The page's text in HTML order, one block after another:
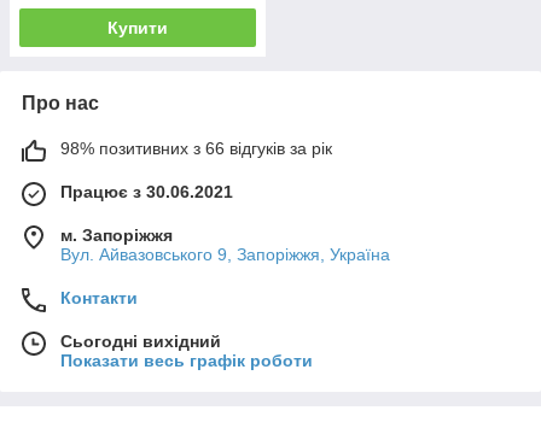
Купити
Про нас
98% позитивних з 66 відгуків за рік
Працює з 30.06.2021
м. Запоріжжя
Вул. Айвазовського 9, Запоріжжя, Україна
Контакти
Сьогодні вихідний
Показати весь графік роботи